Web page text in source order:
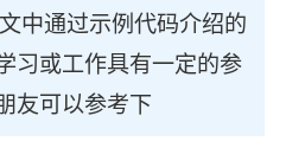
中通过示例代码介绍的
习或工作具有一定的参
友可以参考下